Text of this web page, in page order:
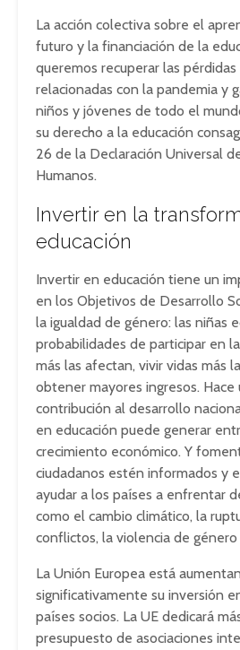
La acción colectiva sobre el
futuro y la financiación de la
queremos recuperar las
relacionadas con la pandemia y
niños y jóvenes de todo el
su derecho a la educación
26 de la Declaración Universal
Humanos.
Invertir en la
educación
Invertir en educación tiene un
en los Objetivos de Desarrollo
la igualdad de género: las niñas
probabilidades de participar en
más las afectan, vivir vidas más
obtener mayores ingresos. Hace
contribución al desarrollo
en educación puede generar
crecimiento económico. Y
ciudadanos estén informados y
ayudar a los países a enfrentar
como el cambio climático, la
conflictos, la violencia de género
La Unión Europea está
significativamente su inversión
países socios. La UE dedicará
presupuesto de asociaciones